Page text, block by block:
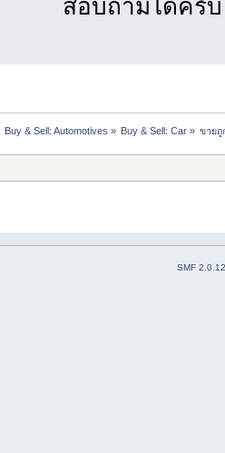
สอบถามได้ครับ
Buy & Sell: Automotives » Buy & Sell: Car» ขายถู
SMF 2.0.12